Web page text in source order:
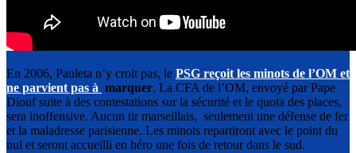
En 2006, Pauleta n’y croit pas, le PSG reçoit les minots de l’OM et
ne parvient pas à marquer. La CFA de l’OM, envoyé par Pape
Diouf suite à des contestations sur la sécurité et le quota des places,
sera inoffensive. Aucun tir marseillais, seulement une défense de fer
et la maladresse parisienne. Les minots repartiront avec le point du
nul et seront accueilli en héro une fois de retour dans le sud.